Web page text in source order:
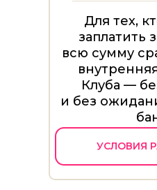
Для тех,
заплатить
всю сумму
Клуба —
и без
УСЛОВИЯ